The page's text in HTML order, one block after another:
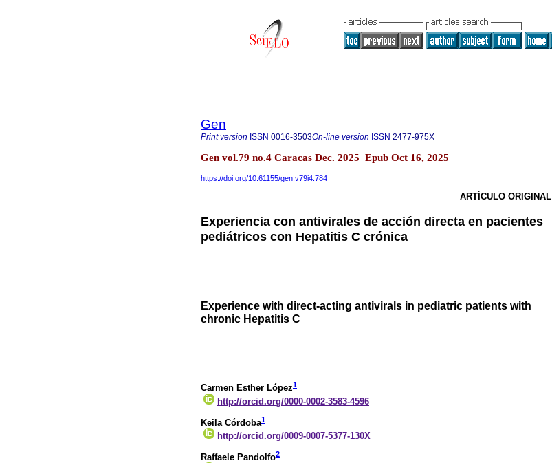
Gen
Print version ISSN 0016-3503On-line version ISSN 2477-975X
Gen vol.79 no.4 Caracas Dec. 2025 Epub Oct 16, 2025
https://doi.org/10.61155/gen.v79i4.784
ARTÍCULO ORIGINAL
Experiencia con antivirales de acción directa en pacientes
pediátricos con Hepatitis C crónica
Experience with direct-acting antivirals in pediatric patients with
chronic Hepatitis C
Carmen Esther López1
http://orcid.org/0000-0002-3583-4596
Keila Córdoba1
http://orcid.org/0009-0007-5377-130X
Raffaele Pandolfo2